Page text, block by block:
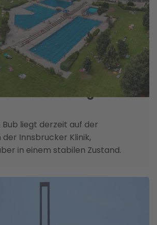
06. AUGUST
in Lienz Zeugen
liegt derzeit auf der
Innsbrucker Klinik,
in einem stabilen Zustand.